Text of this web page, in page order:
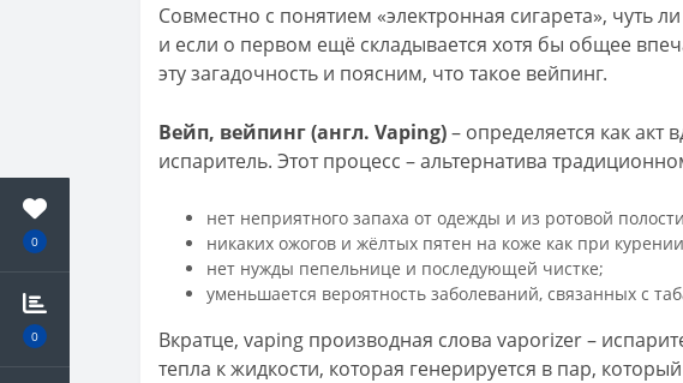
0
0
Совместно с понятием «электронная сигарета», чуть
и если о первом ещё складывается хотя бы общее
эту загадочность и поясним, что такое вейпинг.
Вейп, вейпинг (англ. Vaping)– определяется как
испаритель. Этот процесс – альтернатива
нет неприятного запаха от одежды и из ротовой
никаких ожогов и жёлтых пятен на коже как при
нет нужды пепельнице и последующей чистке;
уменьшается вероятность заболеваний, связанных с
Вкратце, vaping производная слова vaporizer –
тепла к жидкости, которая генерируется в пар,